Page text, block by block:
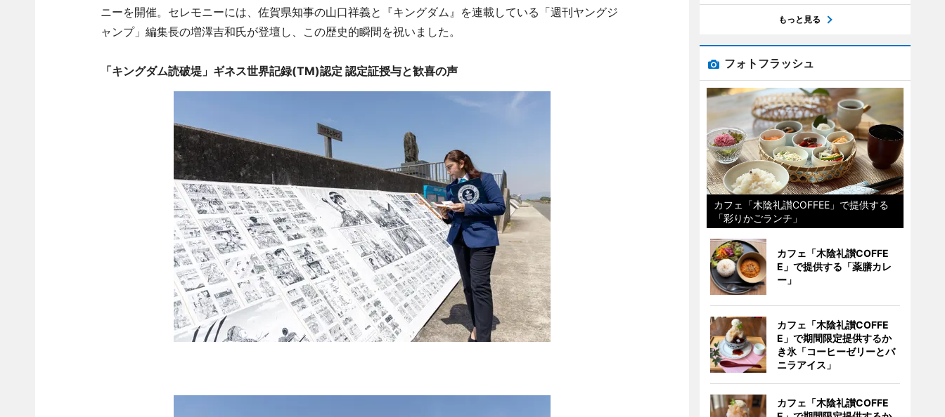
ニーを開催。セレモニーには、佐賀県知事の山口祥義と『キングダム』を連載している「週刊ヤングジ
ャンプ」編集長の増澤吉和氏が登壇し、この歴史的瞬間を祝いました。
「キングダム読破堤」ギネス世界記録(TM)認定 認定証授与と歓喜の声
もっと見る
フォトフラッシュ
カフェ「木陰礼讃COFFEE」で提供する
「彩りかごランチ」
カフェ「木陰礼讃COFFE
E」で提供する「薬膳カレ
ー」
カフェ「木陰礼讃COFFE
E」で期間限定提供するか
き氷「コーヒーゼリーとバ
ニラアイス」
カフェ「木陰礼讃COFFE